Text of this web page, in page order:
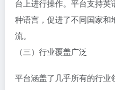
台上进行操作。平台支持
种语言，促进了不同国家和
流。
（三）行业覆盖广泛
平台涵盖了几乎所有的行业